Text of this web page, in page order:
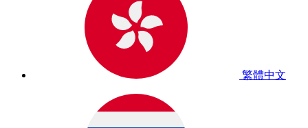
繁體中文